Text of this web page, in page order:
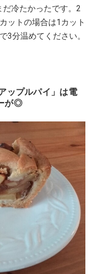
冷たかったです。2
ットの場合は1カット
3分温めてください。
ップルパイ」は電
が◎